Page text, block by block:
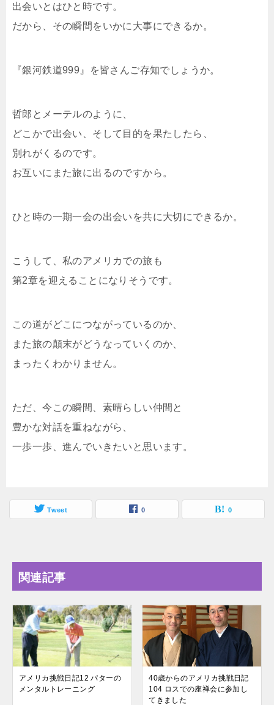
出会いとはひと時です。
だから、その瞬間をいかに大事にできるか。
『銀河鉄道999』を皆さんご存知でしょうか。
哲郎とメーテルのように、
どこかで出会い、そして目的を果たしたら、
別れがくるのです。
お互いにまた旅に出るのですから。
ひと時の一期一会の出会いを共に大切にできるか。
こうして、私のアメリカでの旅も
第2章を迎えることになりそうです。
この道がどこにつながっているのか、
また旅の顛末がどうなっていくのか、
まったくわかりません。
ただ、今この瞬間、素晴らしい仲間と
豊かな対話を重ねながら、
一歩一歩、進んでいきたいと思います。
Tweet 0 0
関連記事
アメリカ挑戦日記12 パターの
メンタルトレーニング
40歳からのアメリカ挑戦日記
104 ロスでの座禅会に参加し
てきました